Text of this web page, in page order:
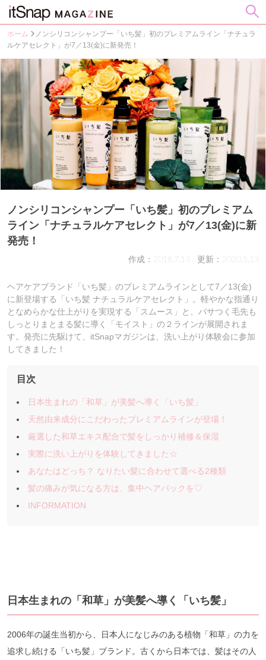
ホーム
ノンシリコンシャンプー「いち髪」初のプレミアムライン「ナチュラ
ルケアセレクト」が7／13(金)に新発売！
ノンシリコンシャンプー「いち髪」初のプレミアム
ライン「ナチュラルケアセレクト」が7／13(金)に新
発売！
作成：2018.7.13 更新：2020.5.13
ヘアケアブランド「いち髪」のプレミアムラインとして7／13(金)
に新登場する「いち髪 ナチュラルケアセレクト」。軽やかな指通り
となめらかな仕上がりを実現する「スムース」と、パサつく毛先も
しっとりまとまる髪に導く「モイスト」の２ラインが展開されま
す。発売に先駆けて、itSnapマガジンは、洗い上がり体験会に参加
してきました！
目次
日本生まれの「和草」が美髪へ導く「いち髪」
天然由来成分にこだわったプレミアムラインが登場！
厳選した和草エキス配合で髪をしっかり補修＆保湿
実際に洗い上がりを体験してきました☆
あなたはどっち？ なりたい髪に合わせて選べる2種類
髪の痛みが気になる方は、集中ヘアパックを♡
INFORMATION
日本生まれの「和草」が美髪へ導く「いち髪」
2006年の誕生当初から、日本人になじみのある植物「和草」の力を
追求し続ける「いち髪」ブランド。古くから日本では、髪はその人